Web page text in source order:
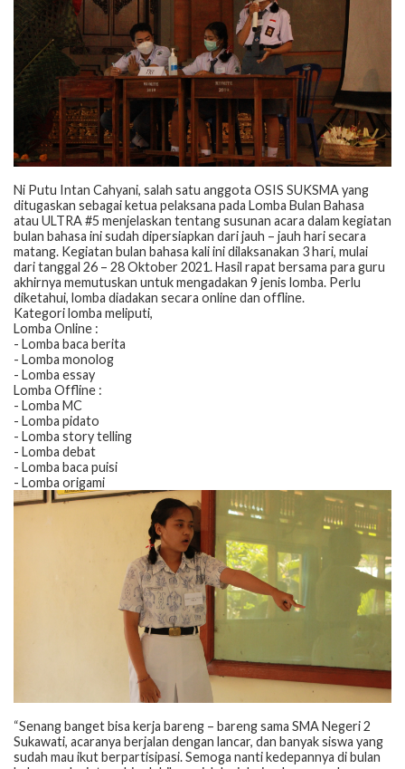
Ni Putu Intan Cahyani, salah satu anggota OSIS SUKSMA yang
ditugaskan sebagai ketua pelaksana pada Lomba Bulan Bahasa
atau ULTRA #5 menjelaskan tentang susunan acara dalam kegiatan
bulan bahasa ini sudah dipersiapkan dari jauh – jauh hari secara
matang. Kegiatan bulan bahasa kali ini dilaksanakan 3 hari, mulai
dari tanggal 26 – 28 Oktober 2021. Hasil rapat bersama para guru
akhirnya memutuskan untuk mengadakan 9 jenis lomba. Perlu
diketahui, lomba diadakan secara online dan offline.
Kategori lomba meliputi,
Lomba Online :
- Lomba baca berita
- Lomba monolog
- Lomba essay
Lomba Offline :
- Lomba MC
- Lomba pidato
- Lomba story telling
- Lomba debat
- Lomba baca puisi
- Lomba origami
“Senang banget bisa kerja bareng – bareng sama SMA Negeri 2
Sukawati, acaranya berjalan dengan lancar, dan banyak siswa yang
sudah mau ikut berpartisipasi. Semoga nanti kedepannya di bulan